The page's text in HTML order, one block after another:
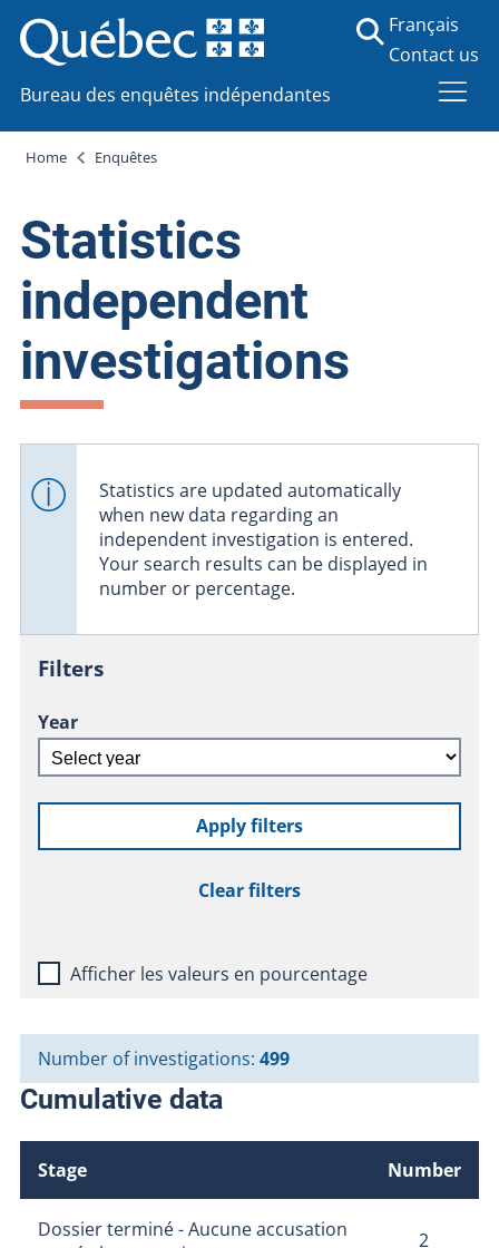
Bureau des enquêtes indépendantes
Français
Contact us
Home Enquêtes
Statistics
independent
investigations
Statistics are updated automatically
when new data regarding an
independent investigation is entered.
Your search results can be displayed in
number or percentage.
Filters
Year
Apply filters
Clear filters
Afficher les valeurs en pourcentage
Number of investigations: 499
Cumulative data
Stage Number
Dossier terminé - Aucune accusation
2